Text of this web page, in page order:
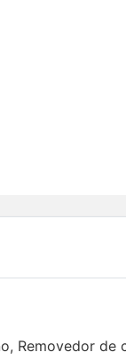
Removedor de